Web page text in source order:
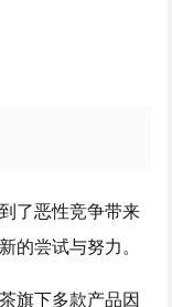
了恶性竞争带来
的尝试与努力。
旗下多款产品因